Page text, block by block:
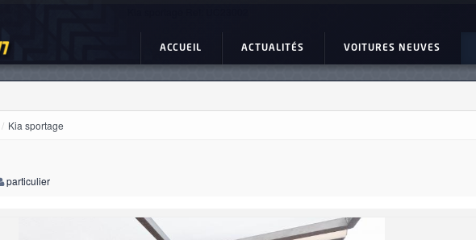
ACCUEIL ACTUALITÉS VOITURES NEUVES
Kia sportage
particulier